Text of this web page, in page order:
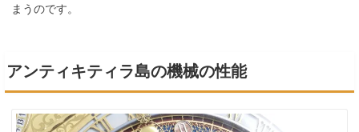
まうのです。
アンティキティラ島の機械の性能